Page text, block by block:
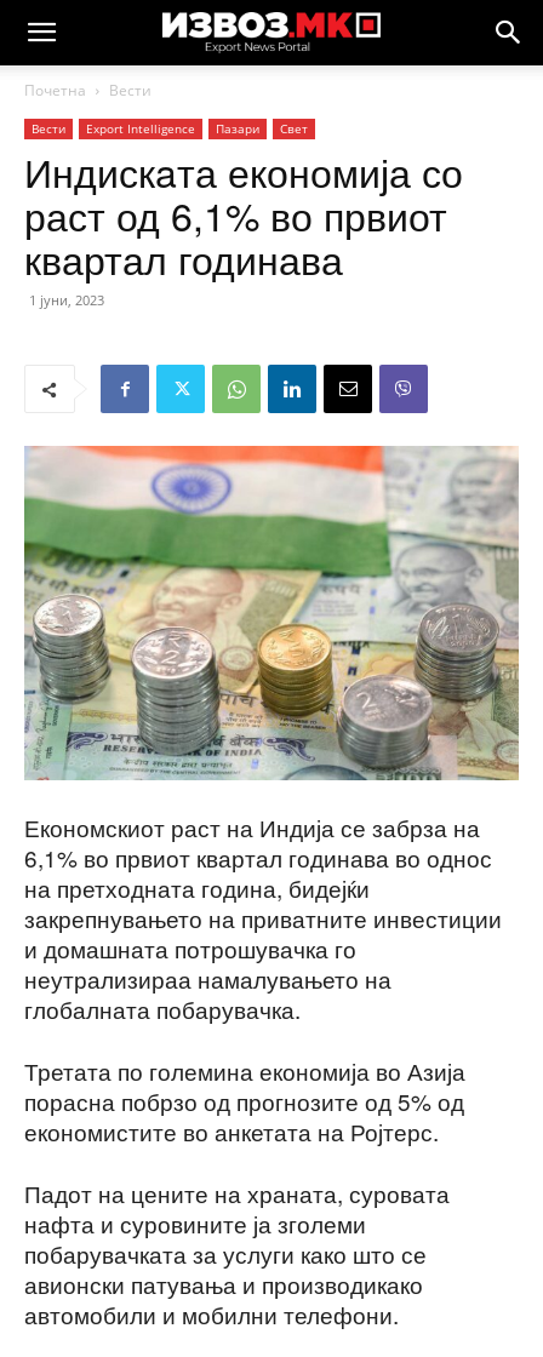
Почетна Вести
Вести Еxport Intelligence Пазари Свет
Индискaта економија со
раст од 6,1% во првиот
квартал годинава
1 јуни, 2023
Економскиот раст на Индија се забрза на
6,1% во првиот квартал годинава во однос
на претходната година, бидејќи
закрепнувањето на приватните инвестиции
и домашната потрошувачка го
неутрализираа намалувањето на
глобалната побарувачка.
Третата по големина економија во Азија
порасна побрзо од прогнозите од 5% од
економистите во анкетата на Ројтерс.
Падот на цените на храната, суровата
нафта и суровините ја зголеми
побарувачката за услуги како што се
авионски патувања и производикако
автомобили и мобилни телефони.